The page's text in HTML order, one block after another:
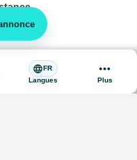
languageFR
Langues
more_horiz
Plus